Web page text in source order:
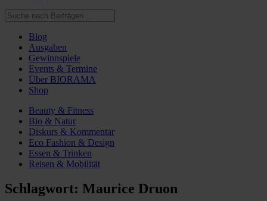
Blog
Ausgaben
Gewinnspiele
Events & Termine
Über BIORAMA
Shop
Beauty & Fitness
Bio & Natur
Diskurs & Kommentar
Eco Fashion & Design
Essen & Trinken
Reisen & Mobilität
Schlagwort: Maurice Druon